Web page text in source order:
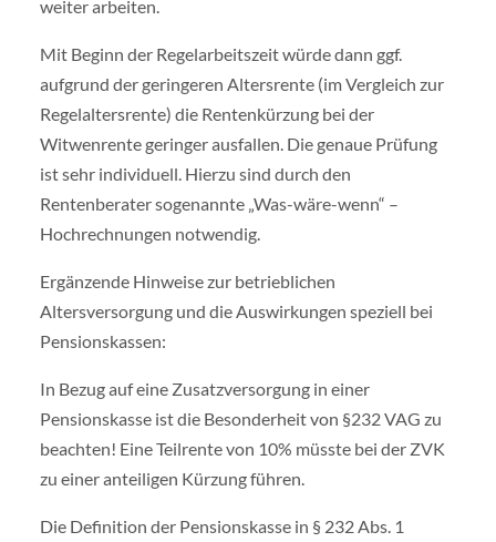
weiter arbeiten.
Mit Beginn der Regelarbeitszeit würde dann ggf.
aufgrund der geringeren Altersrente (im Vergleich zur
Regelaltersrente) die Rentenkürzung bei der
Witwenrente geringer ausfallen. Die genaue Prüfung
ist sehr individuell. Hierzu sind durch den
Rentenberater sogenannte „Was-wäre-wenn“ –
Hochrechnungen notwendig.
Ergänzende Hinweise zur betrieblichen
Altersversorgung und die Auswirkungen speziell bei
Pensionskassen:
In Bezug auf eine Zusatzversorgung in einer
Pensionskasse ist die Besonderheit von §232 VAG zu
beachten! Eine Teilrente von 10% müsste bei der ZVK
zu einer anteiligen Kürzung führen.
Die Definition der Pensionskasse in § 232 Abs. 1